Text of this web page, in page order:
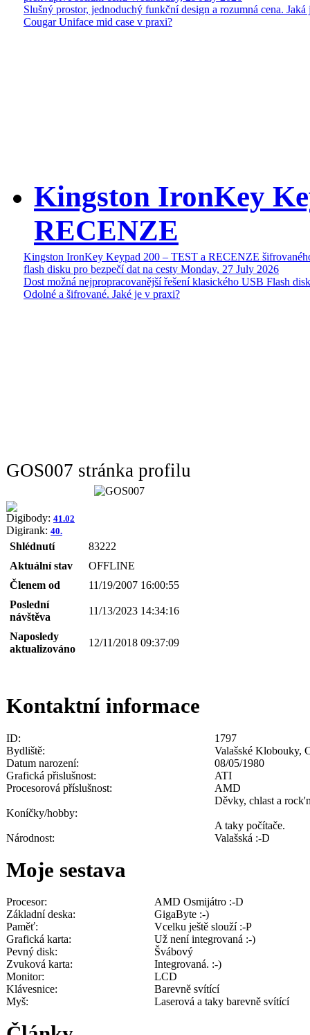
Slušný prostor, jednoduchý funkční design a rozumná cena. Jaká
Cougar Uniface mid case v praxi?
Kingston IronKey
RECENZE
Kingston IronKey Keypad 200 – TEST a RECENZE
flash disku pro bezpečí dat na cesty Monday, 27 July 2026
Dost možná nejpropracovanější řešení klasického USB Flash
Odolné a šifrované. Jaké je v praxi?
GOS007 stránka profilu
Digibody: 41.02
Digirank: 40.
Shlédnutí
83222
Aktuální stav
OFFLINE
Členem od
11/19/2007 16:00:55
Poslední
návštěva
11/13/2023 14:34:16
Naposledy
aktualizováno
12/11/2018 09:37:09
Kontaktní informace
ID:
1797
Bydliště:
Valašské Klobouky,
Datum narození:
08/05/1980
Grafická přislušnost:
ATI
Procesorová příslušnost:
AMD
Koníčky/hobby:
Děvky, chlast a
A taky počítače.
Národnost:
Valašská :-D
Moje sestava
Procesor:
AMD Osmijátro :-D
Základní deska:
GigaByte :-)
Paměť:
Vcelku ještě slouží :-P
Grafická karta:
Už není integrovaná :-)
Pevný disk:
Švábový
Zvuková karta:
Integrovaná. :-)
Monitor:
LCD
Klávesnice:
Barevně svítící
Myš:
Laserová a taky barevně svítící